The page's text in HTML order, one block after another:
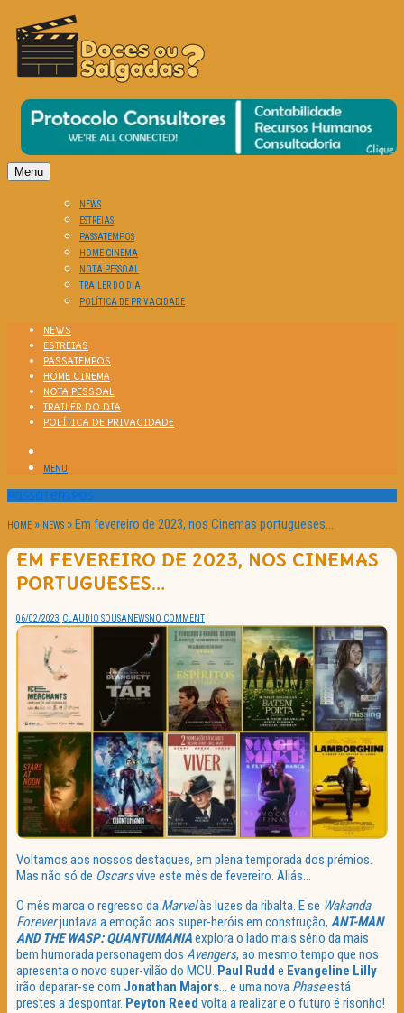
DOCES OU SALGADAS?
O Cinema? Uma Paixão!!
Menu
NEWS
ESTREIAS
PASSATEMPOS
HOME CINEMA
NOTA PESSOAL
TRAILER DO DIA
POLÍTICA DE PRIVACIDADE
NEWS
ESTREIAS
PASSATEMPOS
HOME CINEMA
NOTA PESSOAL
TRAILER DO DIA
POLÍTICA DE PRIVACIDADE
MENU
Passatempos
HOME » NEWS »Em fevereiro de 2023, nos Cinemas portugueses…
EM FEVEREIRO DE 2023, NOS CINEMAS
PORTUGUESES…
06/02/2023 CLAUDIO SOUSA NEWSNO COMMENT
Voltamos aos nossos destaques, em plena temporada dos prémios.
Mas não só de Oscarsvive este mês de fevereiro. Aliás…
O mês marca o regresso da Marvelàs luzes da ribalta. E se Wakanda
Foreverjuntava a emoção aos super-heróis em construção, ANT-MAN
AND THE WASP: QUANTUMANIAexplora o lado mais sério da mais
bem humorada personagem dos Avengers, ao mesmo tempo que nos
apresenta o novo super-vilão do MCU. Paul Rudd e Evangeline Lilly
irão deparar-se com Jonathan Majors… e uma nova Phaseestá
prestes a despontar. Peyton Reed volta a realizar e o futuro é risonho!